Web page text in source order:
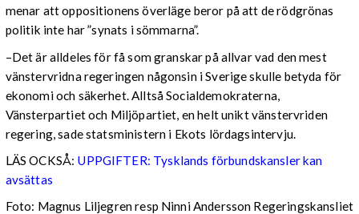
menar att oppositionens överläge beror på att de rödgrönas
politik inte har ”synats i sömmarna”.
–Det är alldeles för få som granskar på allvar vad den mest
vänstervridna regeringen någonsin i Sverige skulle betyda för
ekonomi och säkerhet. Alltså Socialdemokraterna,
Vänsterpartiet och Miljöpartiet, en helt unikt vänstervriden
regering, sade statsministern i Ekots lördagsintervju.
LÄS OCKSÅ: UPPGIFTER: Tysklands förbundskansler kan
avsättas
Foto: Magnus Liljegren resp Ninni Andersson Regeringskansliet